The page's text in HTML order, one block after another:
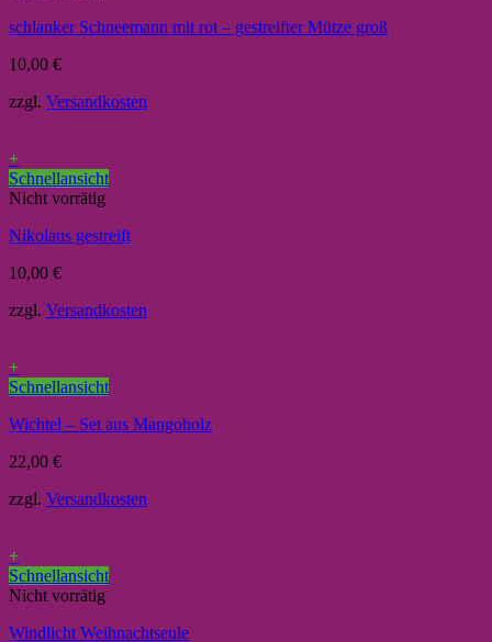
schlanker Schneemann mit rot – gestreifter Mütze groß
10,00 €
zzgl. Versandkosten
+
Schnellansicht
Nicht vorrätig
Nikolaus gestreift
10,00 €
zzgl. Versandkosten
+
Schnellansicht
Wichtel – Set aus Mangoholz
22,00 €
zzgl. Versandkosten
+
Schnellansicht
Nicht vorrätig
Windlicht Weihnachtseule